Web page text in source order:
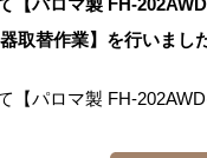
【パロマ製 FH-
取替作業】を行いまし
【パロマ製 FH-